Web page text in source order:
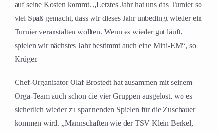
auf seine Kosten kommt. „Letztes Jahr hat uns das Turnier so
viel Spaß gemacht, dass wir dieses Jahr unbedingt wieder ein
Turnier veranstalten wollten. Wenn es wieder gut läuft,
spielen wir nächstes Jahr bestimmt auch eine Mini-EM“, so
Krüger.
Chef-Organisator Olaf Brostedt hat zusammen mit seinem
Orga-Team auch schon die vier Gruppen ausgelost, wo es
sicherlich wieder zu spannenden Spielen für die Zuschauer
kommen wird. „Mannschaften wie der TSV Klein Berkel,